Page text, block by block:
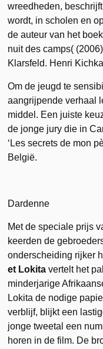
wreedheden,
wordt, in scholen en
de auteur van het
nuit des camps(
Klarsfeld. Henri
Om de jeugd te
aangrijpende verhaal
middel. Een juiste
de jonge jury die in
‘Les secrets de mon
België.
Dardenne
Met de speciale prijs
keerden de
onderscheiding rijker
et Lokita vertelt het
minderjarige
Lokita de nodige
verblijf, blijkt een
jonge tweetal een
horen in de film. De